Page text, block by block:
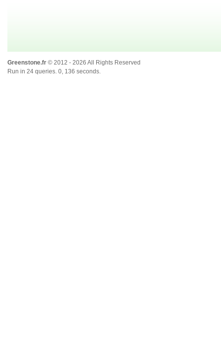
Greenstone.fr © 2012 - 2026 All Rights Reserved
Run in 24 queries. 0, 136 seconds.